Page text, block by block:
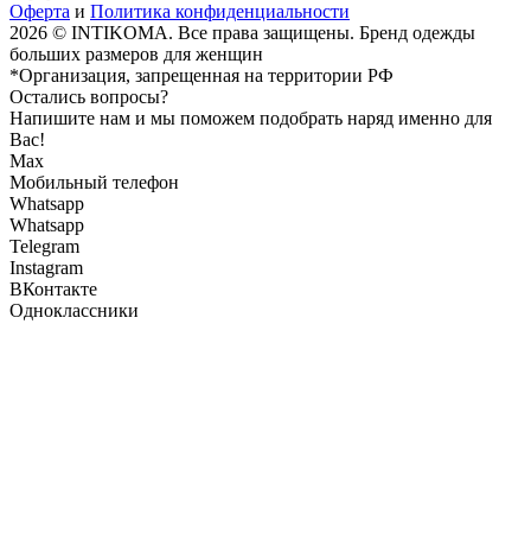
Оферта и Политика конфиденциальности
2026 © INTIKOMA. Все права защищены. Бренд одежды
больших размеров для женщин
*Организация, запрещенная на территории РФ
Остались вопросы?
Напишите нам и мы поможем подобрать наряд именно для
Вас!
Max
Мобильный телефон
Whatsapp
Whatsapp
Telegram
Instagram
ВКонтакте
Одноклассники